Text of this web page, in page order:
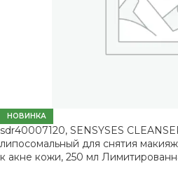
НОВИНКА
sdr40007120, SENSYSES
липосомальный для снятия
к акне кожи, 250 мл